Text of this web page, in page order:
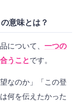
意味とは？
について、 一つの
うことです。
なのか」「この登
何を伝えたかった